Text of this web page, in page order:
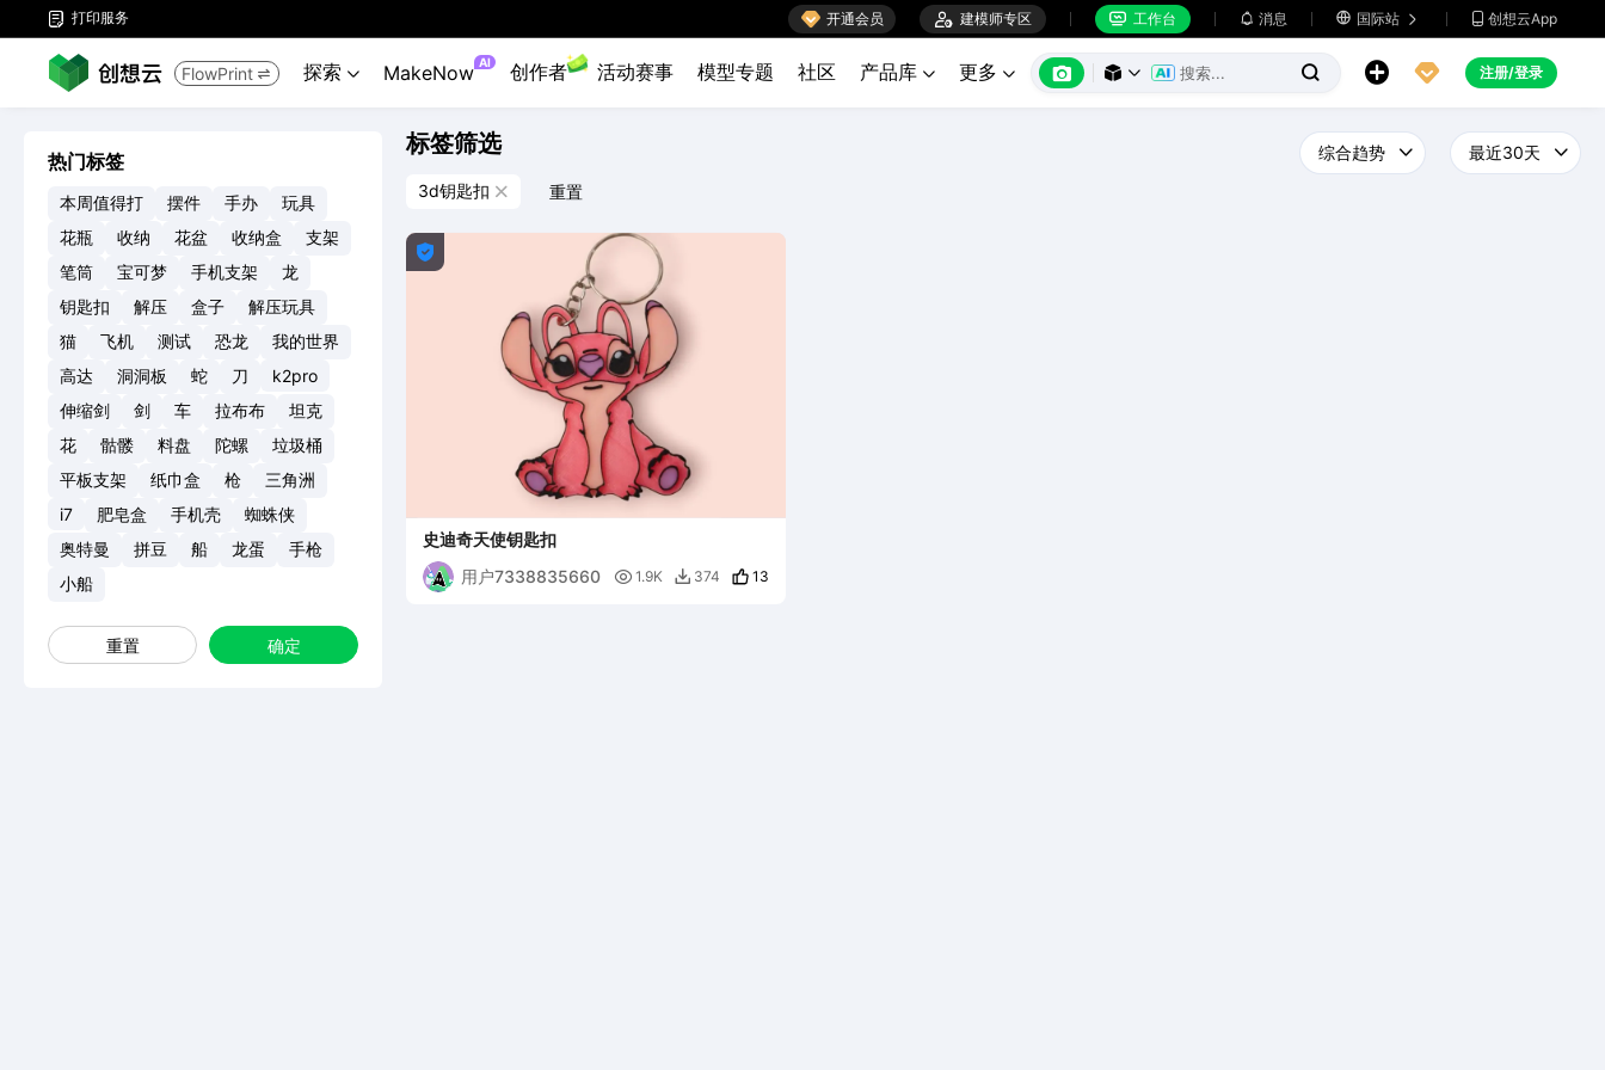
 打印服务  开通会员  建模师专区  工作台  消息  国际站   创想云App
FlowPrint  探索  MakeNow AI 创作者 活动赛事 模型专题 社区 产品库  更多        注册/登录
热门标签
本周值得打 摆件 手办
玩具
花瓶
收纳 花盆 收纳盒
支架
笔筒
宝可梦 手机支架
龙
钥匙扣
解压 盒子
解压玩具
猫
飞机 测试 恐龙
我的世界
高达
洞洞板 蛇 刀
k2pro
伸缩剑
剑 车 拉布布
坦克
花
骷髅 料盘 陀螺
垃圾桶
平板支架
纸巾盒 枪
三角洲
i7
肥皂盒 手机壳
蜘蛛侠
奥特曼
拼豆 船 龙蛋
手枪
小船
重置 确定
标签筛选
3d钥匙扣  重置

史迪奇天使钥匙扣
用户7338835660
 1.9K  374 13